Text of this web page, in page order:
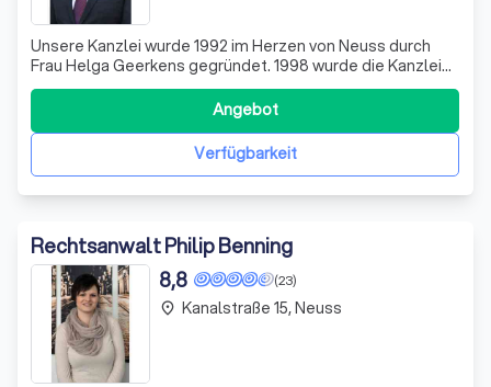
Unsere Kanzlei wurde 1992 im Herzen von Neuss durch
Frau Helga Geerkens gegründet. 1998 wurde die Kanzlei
durch Herrn Rechtsanwalt Ralf Frommen und 2017 durch
Herrn Rechtsanwalt und Diplom-Finanzwirt (Zoll) Axel
Krause erweitert. Wir arbeiten nicht nur in
Bürogemeinschaft, sondern ergänzen uns über
Verfügbarkeit
Angebot
Rechtsanwalt Philip Benning
(23)
8,8
place Kanalstraße 15, Neuss